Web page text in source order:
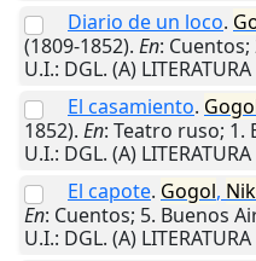
Diario de un loco.
(1809-1852). En: Cuentos;
U.I.: DGL. (A) LITERATURA
El casamiento.
1852). En: Teatro ruso; 1.
U.I.: DGL. (A) LITERATURA
El capote. Gogol,
En: Cuentos; 5. Buenos
U.I.: DGL. (A) LITERATURA